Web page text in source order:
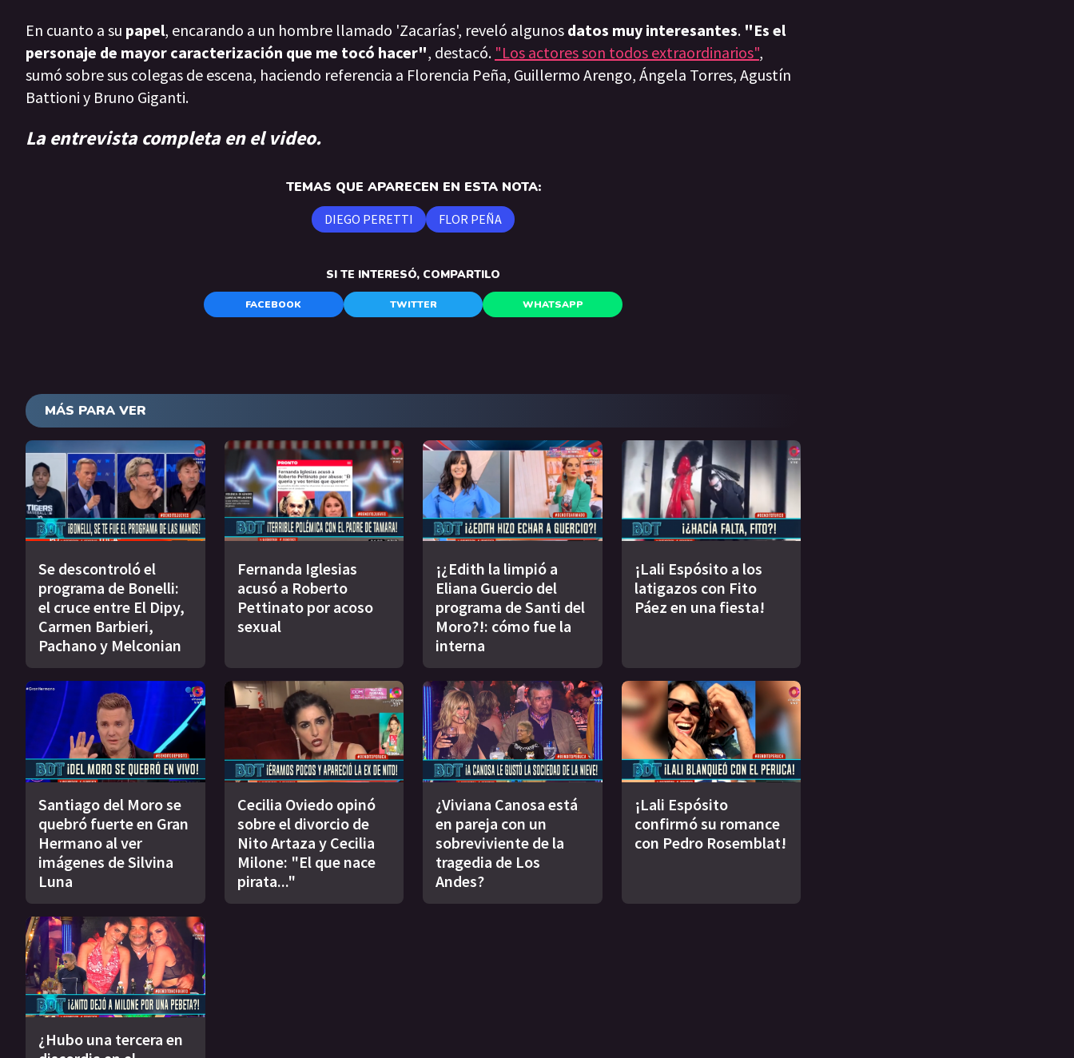
En cuanto a su papel, encarando a un hombre llamado 'Zacarías', reveló algunos datos muy interesantes. "Es el
personaje de mayor caracterización que me tocó hacer", destacó. "Los actores son todos extraordinarios",
sumó sobre sus colegas de escena, haciendo referencia a Florencia Peña, Guillermo Arengo, Ángela Torres, Agustín
Battioni y Bruno Giganti.
La entrevista completa en el video.
TEMAS QUE APARECEN EN ESTA NOTA:
DIEGO PERETTI FLOR PEÑA
SI TE INTERESÓ, COMPARTILO
FACEBOOK TWITTER WHATSAPP
MÁS PARA VER
Se descontroló el
programa de Bonelli:
el cruce entre El Dipy,
Carmen Barbieri,
Pachano y Melconian
Fernanda Iglesias
acusó a Roberto
Pettinato por acoso
sexual
¡¿Edith la limpió a
Eliana Guercio del
programa de Santi del
Moro?!: cómo fue la
interna
¡Lali Espósito a los
latigazos con Fito
Páez en una fiesta!
Santiago del Moro se
quebró fuerte en Gran
Hermano al ver
imágenes de Silvina
Luna
Cecilia Oviedo opinó
sobre el divorcio de
Nito Artaza y Cecilia
Milone: "El que nace
pirata..."
¿Viviana Canosa está
en pareja con un
sobreviviente de la
tragedia de Los
Andes?
¡Lali Espósito
confirmó su romance
con Pedro Rosemblat!
¿Hubo una tercera en